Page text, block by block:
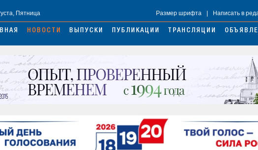
Пятница Размер шрифта Написать в
НОВОСТИ ВЫПУСКИ ПУБЛИКАЦИИ ТРАНСЛЯЦИИ